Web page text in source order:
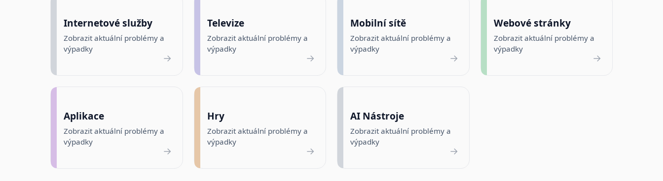
Internetové služby
Zobrazit aktuální problémy a
výpadky
→
Televize
Zobrazit aktuální problémy a
výpadky
→
Mobilní sítě
Zobrazit aktuální problémy a
výpadky
→
Webové stránky
Zobrazit aktuální problémy a
výpadky
→
Aplikace
Zobrazit aktuální problémy a
výpadky
→
Hry
Zobrazit aktuální problémy a
výpadky
→
AI Nástroje
Zobrazit aktuální problémy a
výpadky
→